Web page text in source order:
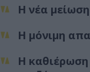
Η νέα
Η μόνιμη
Η